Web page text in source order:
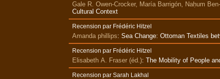
Gale R. Owen-Crocker, María Barrigón, Naḥum
Cultural Context
Recension par Frédéric Hitzel
Amanda phillips: Sea Change: Ottoman Textiles
Recension par Frédéric Hitzel
Elisabeth A. Fraser (éd.): The Mobility of People
Recension par Sarah Lakhal